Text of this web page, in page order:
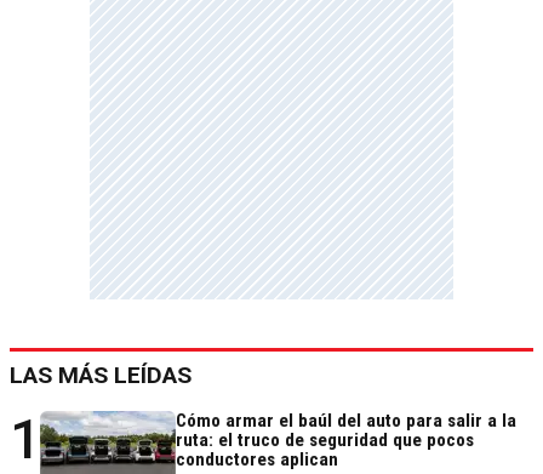
LAS MÁS LEÍDAS
1
Cómo armar el baúl del auto para salir a la
ruta: el truco de seguridad que pocos
conductores aplican